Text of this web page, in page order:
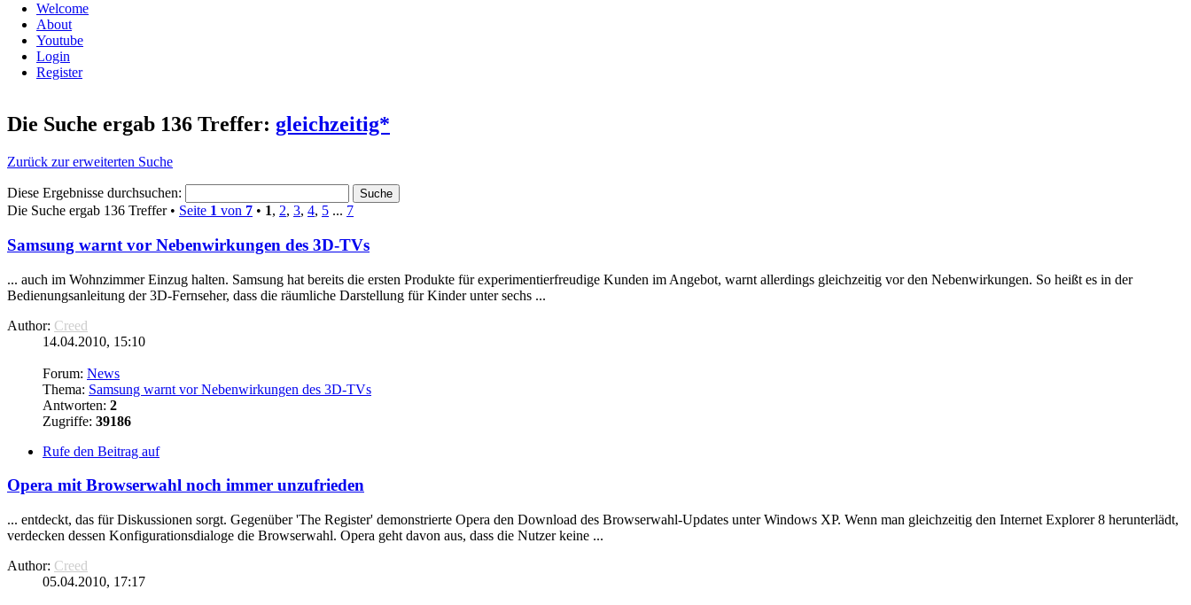
Welcome
About
Youtube
Login
Register
Die Suche ergab 136 Treffer: gleichzeitig*
Zurück zur erweiterten Suche
Diese Ergebnisse durchsuchen:
Die Suche ergab 136 Treffer • Seite 1 von 7 • 1, 2, 3, 4, 5 ... 7
Samsung warnt vor Nebenwirkungen des 3D-TVs
... auch im Wohnzimmer Einzug halten. Samsung hat bereits die ersten Produkte für experimentierfreudige Kunden im Angebot, warnt allerdings gleichzeitig vor den Nebenwirkungen. So heißt es in der
Bedienungsanleitung der 3D-Fernseher, dass die räumliche Darstellung für Kinder unter sechs ...
Author: Creed
14.04.2010, 15:10
Forum: News
Thema: Samsung warnt vor Nebenwirkungen des 3D-TVs
Antworten: 2
Zugriffe: 39186
Rufe den Beitrag auf
Opera mit Browserwahl noch immer unzufrieden
... entdeckt, das für Diskussionen sorgt. Gegenüber 'The Register' demonstrierte Opera den Download des Browserwahl-Updates unter Windows XP. Wenn man gleichzeitig den Internet Explorer 8 herunterlädt,
verdecken dessen Konfigurationsdialoge die Browserwahl. Opera geht davon aus, dass die Nutzer keine ...
Author: Creed
05.04.2010, 17:17